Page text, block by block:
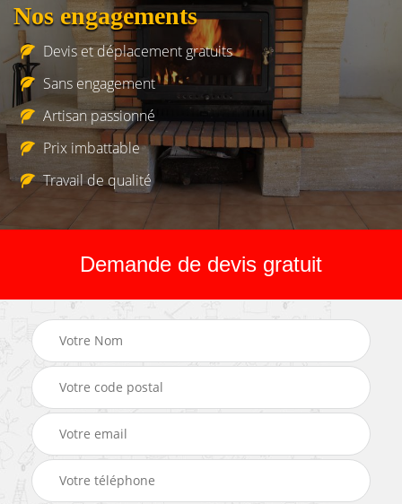
Nos engagements
Devis et déplacement gratuits
Sans engagement
Artisan passionné
Prix imbattable
Travail de qualité
Demande de devis gratuit